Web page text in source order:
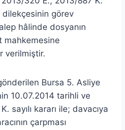
dilekçesinin görev
hâlinde dosyanın
mahkemesine
verilmiştir.
Bursa 5. Asliye
10.07.2014 tarihli ve
sayılı kararı ile; davacıya
çarpması